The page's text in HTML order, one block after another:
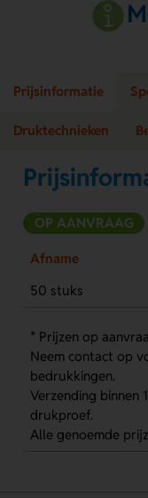
Prijsinformatie
Druktechnieken
OP AANVRAAG
Afname
50 stuks
* Prijzen op
Neem contact op
bedrukkingen.
Verzending binnen
drukproef.
Alle genoemde